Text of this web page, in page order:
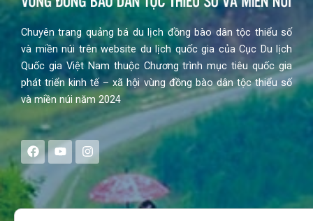
Chuyên trang quảng bá du lịch đồng bào dân tộc thiểu số
và miền núi trên website du lịch quốc gia của Cục Du lịch
Quốc gia Việt Nam thuộc Chương trình mục tiêu quốc gia
phát triển kinh tế – xã hội vùng đồng bào dân tộc thiểu số
và miền núi năm 2024
F
a
c
e
b
o
Y
o
u
t
u
b
I
n
s
a
g
Search